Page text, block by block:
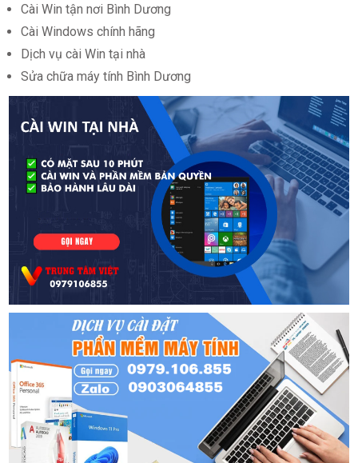
Cài Win tận nơi Bình Dương
Cài Windows chính hãng
Dịch vụ cài Win tại nhà
Sửa chữa máy tính Bình Dương